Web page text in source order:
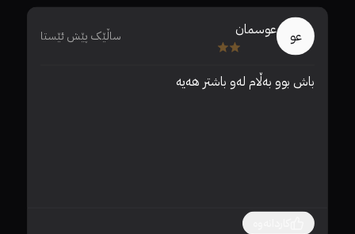
عو عوسمان ساڵێک پێش ئێستا
باش بوو بەڵام لەو باشتر هەیە